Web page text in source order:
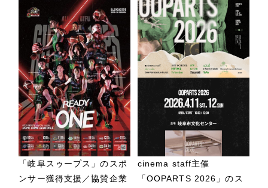
「岐阜スゥープス」のスポ
ンサー獲得支援／協賛企業
cinema staff主催
「OOPARTS 2026」のス